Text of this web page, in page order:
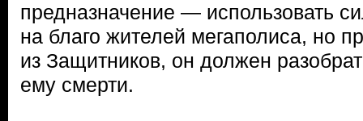
предназначение — использовать
на благо жителей мегаполиса, но
из Защитников, он должен
ему смерти.